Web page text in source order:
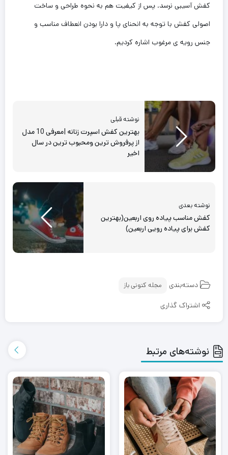
کفش آسیبی نرسد. پس از کیفیت هم به نحوه طراحی و ساخت
اصولی کفش با توجه به انحنای پا و دارا بودن انعطاف مناسب و
جنس رویه ی مرغوب اشاره کردیم.
نوشته قبلی
بهترین ‌کفش اسپرت زنانه |معرفی 10 مدل
از پرفروش ترین ومحبوب ترین در سال
اخیر
نوشته بعدی
کفش مناسب پیاده روی اربعین(بهترین
کفش برای پیاده رویی اربعین)
دسته‌بندی مجله کتونی باز
اشتراک گذاری
نوشته‌های مرتبط